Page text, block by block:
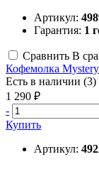
Артикул:
Гарантия: 1
Сравнить В
Кофемолка
Есть в наличии (3)
1 290 ₽
-
Купить
Артикул: